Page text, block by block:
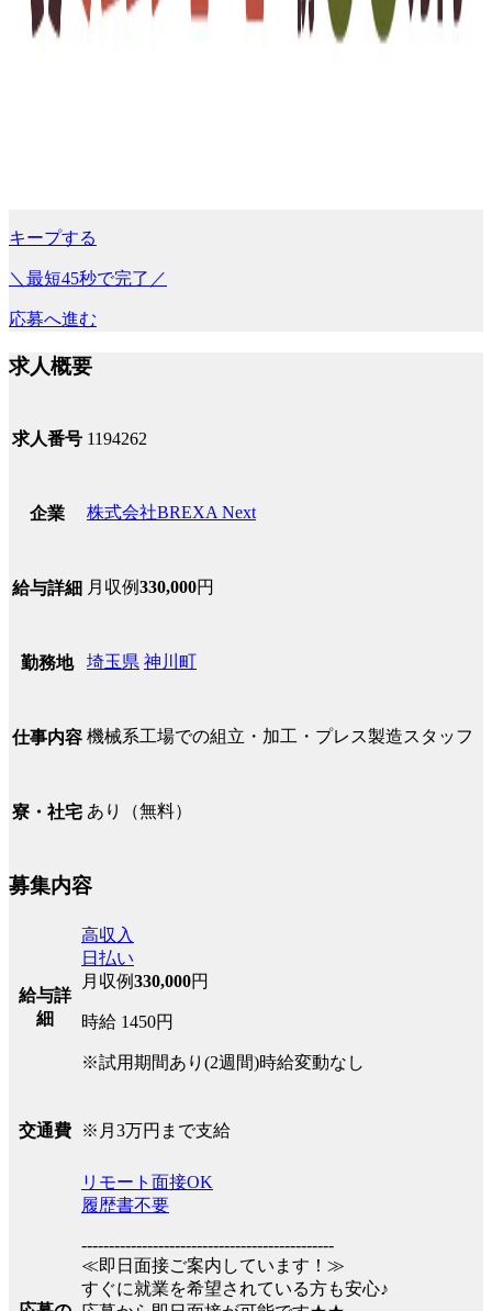
キープする
＼最短45秒で完了／
応募へ進む
求人概要
求人番号 1194262
企業 株式会社BREXA Next
給与詳細 月収例330,000円
勤務地 埼玉県 神川町
仕事内容 機械系工場での組立・加工・プレス製造スタッフ
寮・社宅 あり（無料）
募集内容
給与詳
細
高収入
日払い
月収例330,000円
時給 1450円
※試用期間あり(2週間)時給変動なし
交通費 ※月3万円まで支給
リモート面接OK
履歴書不要
----------------------------------------------
≪即日面接ご案内しています！≫
すぐに就業を希望されている方も安心♪